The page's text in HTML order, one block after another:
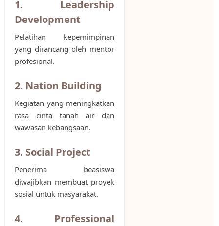
1. Leadership
Development
Pelatihan kepemimpinan
yang dirancang oleh mentor
profesional.
2. Nation Building
Kegiatan yang meningkatkan
rasa cinta tanah air dan
wawasan kebangsaan.
3. Social Project
Penerima beasiswa
diwajibkan membuat proyek
sosial untuk masyarakat.
4. Professional